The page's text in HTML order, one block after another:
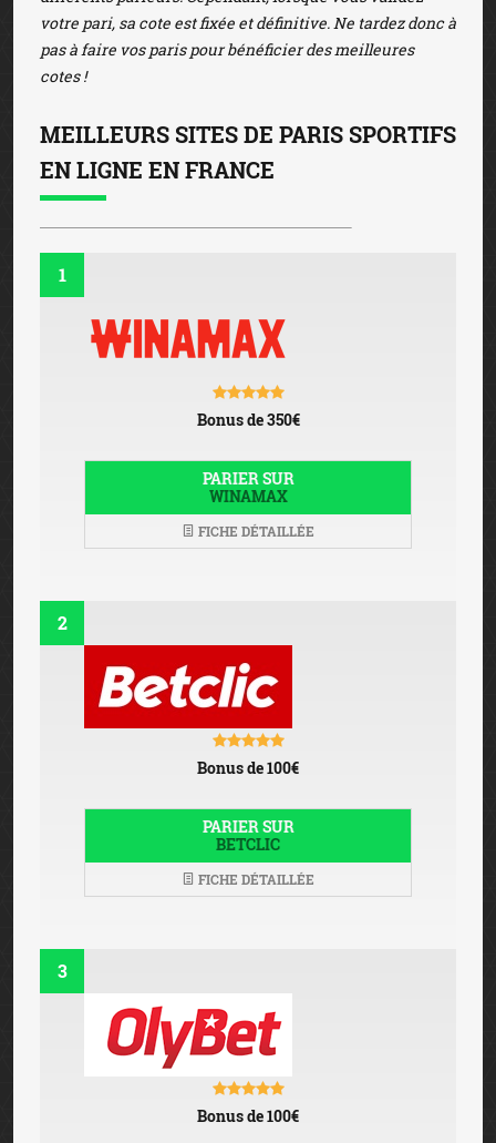
votre pari, sa cote est fixée et définitive. Ne tardez donc à
pas à faire vos paris pour bénéficier des meilleures
cotes !
MEILLEURS SITES DE PARIS SPORTIFS
EN LIGNE EN FRANCE
1
Bonus de 350€
PARIER SUR
WINAMAX
FICHE DÉTAILLÉE
2
Bonus de 100€
PARIER SUR
BETCLIC
FICHE DÉTAILLÉE
3
Bonus de 100€